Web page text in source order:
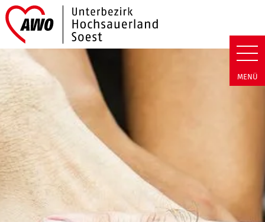
AWO Hochsauerland/Soest |
MENÜ